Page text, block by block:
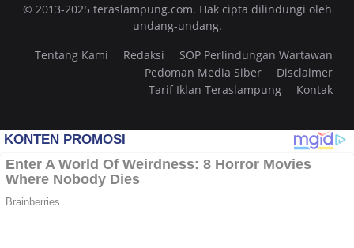
© 2013-2025 teraslampung.com. Hak cipta dilindungi oleh
undang-undang.
Tentang Kami
Redaksi
SOP Perlindungan Wartawan
Pedoman Media Siber
Disclaimer
Tarif Iklan Teraslampung
Kontak